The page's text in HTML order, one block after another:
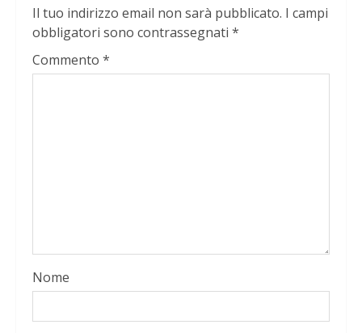
Il tuo indirizzo email non sarà pubblicato. I campi
obbligatori sono contrassegnati *
Commento *
Nome